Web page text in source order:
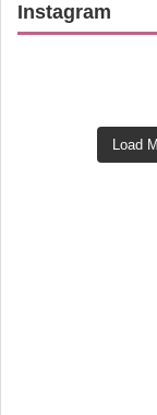
Instagram
Load